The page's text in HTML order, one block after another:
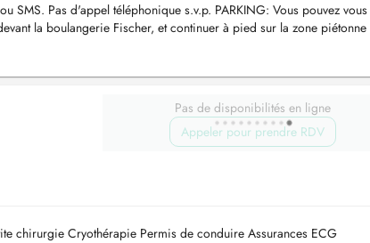
SMS. Pas d'appel téléphonique s.v.p. PARKING: Vous pouvez
la boulangerie Fischer, et continuer à pied sur la zone piétonne
Pas de disponibilités en ligne
Appeler pour prendre RDV
chirurgie Cryothérapie Permis de conduire Assurances ECG